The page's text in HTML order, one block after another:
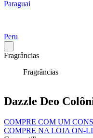
Paraguai
Peru
Fragrâncias
Fragrâncias
Dazzle Deo
COMPRE COM UM
COMPRE NA LOJA ON-